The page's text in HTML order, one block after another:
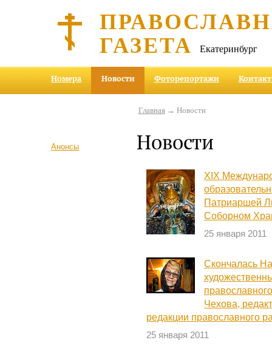
ГАЗЕТА Екатеринбург
Номера Новости Фоторепортажи
Анонсы
Главная→ Новости
Новости
XIX
Патриаршей
Соборном
25 января 2011
Скончалась
Чехова,
редакции православного
25 января 2011